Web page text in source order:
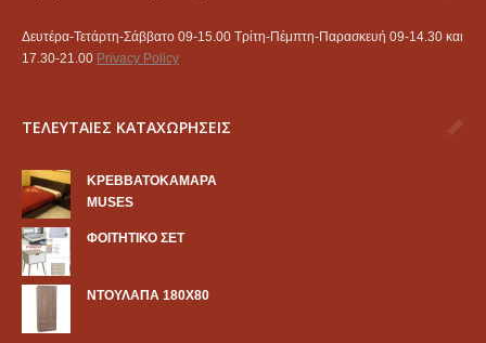
Δευτέρα-Τετάρτη-Σάββατο 09-15.00 Τρίτη-Πέμπτη-Παρασκευή 09-14.30 και
17.30-21.00 Privacy Policy
ΤΕΛΕΥΤΑΙΕΣ ΚΑΤΑΧΩΡΗΣΕΙΣ
KΡΕΒΒΑΤΟΚΑΜΑΡΑ
MUSES
ΦΟΙΤΗΤΙΚΟ ΣΕΤ
ΝΤΟΥΛΑΠΑ 180Χ80